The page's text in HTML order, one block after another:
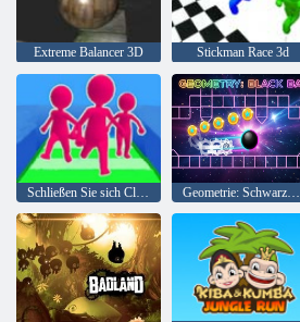
Extreme Balancer 3D Stickman Race 3d
Schließen Sie sich Clash 3D an Geometrie: Schwarze Kugel